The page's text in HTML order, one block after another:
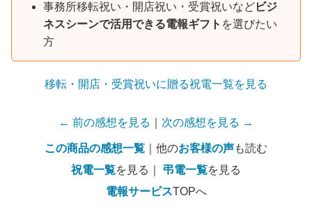
事務所移転祝い・開店祝い・受賞祝いなどビジ
ネスシーンで活用できる電報ギフト を選びたい
方
移転・開店・受賞祝いに贈る祝電一覧を見る
← 前の感想を見る 次の感想を見る →
この商品の感想一覧 ｜他のお客様の声も読む
祝電一覧を見る｜ 弔電一覧を見る
電報サービスTOPへ